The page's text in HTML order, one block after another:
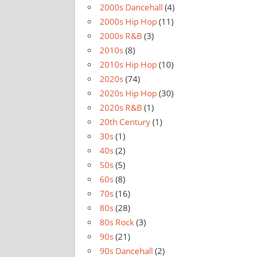
2000s Dancehall (4)
2000s Hip Hop(11)
2000s R&B (3)
2010s(8)
2010s Hip Hop(10)
2020s(74)
2020s Hip Hop(30)
2020s R&B (1)
20th Century(1)
30s(1)
40s(2)
50s(5)
60s(8)
70s(16)
80s(28)
80s Rock(3)
90s(21)
90s Dancehall (2)